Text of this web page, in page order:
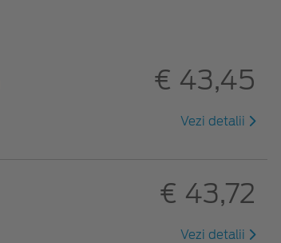
€ 43,45
Vezi detalii
€ 43,72
Vezi detalii